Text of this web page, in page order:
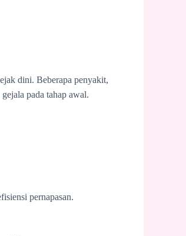
dini. Beberapa penyakit,
pada tahap awal.
pernapasan.